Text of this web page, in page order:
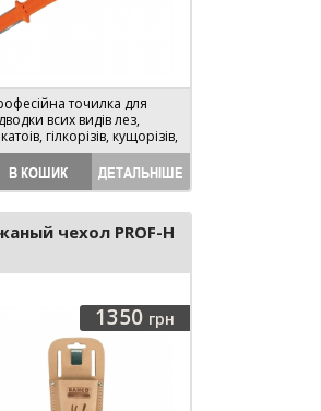
точилка для
всих видів лез,
гілкорізів, кущорізів,
ножиць ...
В КОШИК ДЕТАЛЬНІШЕ
чехол PROF-H
1350 грн